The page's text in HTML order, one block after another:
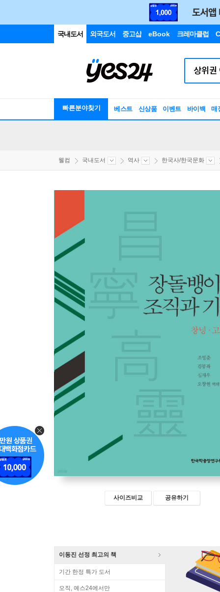
국내도서 외국도서 중고샵 eBook 크레마클럽
빠른분야찾기 베스트 신상품 이벤트 바이백 매
웰컴 국내도서 역사 한국사/한국문화
사이즈비교 공유하기
이동진 선정 최고의 책
기간 한정 특가 도서
오직, 예스24에서만